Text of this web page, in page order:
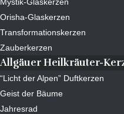
Orisha-Glaskerzen
Transformationskerzen
Zauberkerzen
Allgäuer Heilkräuter-
“Licht der Alpen” Duftkerzen
Geist der Bäume
Jahresrad